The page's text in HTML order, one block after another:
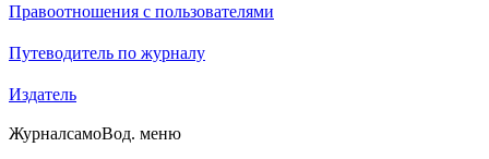
Правоотношения с пользователями
Путеводитель по журналу
Издатель
ЖурналсамоВод. меню